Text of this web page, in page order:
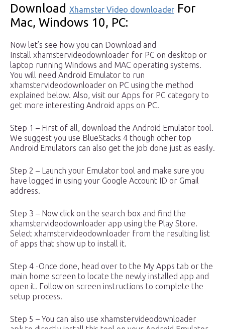
Download Xhamster Video downloader For
Mac, Windows 10, PC:
Now let’s see how you can Download and
Install xhamstervideodownloader for PC on desktop or
laptop running Windows and MAC operating systems.
You will need Android Emulator to run
xhamstervideodownloader on PC using the method
explained below. Also, visit our Apps for PC category to
get more interesting Android apps on PC.
Step 1 – First of all, download the Android Emulator tool.
We suggest you use BlueStacks 4 though other top
Android Emulators can also get the job done just as easily.
Step 2 – Launch your Emulator tool and make sure you
have logged in using your Google Account ID or Gmail
address.
Step 3 – Now click on the search box and find the
xhamstervideodownloader app using the Play Store.
Select xhamstervideodownloader from the resulting list
of apps that show up to install it.
Step 4 -Once done, head over to the My Apps tab or the
main home screen to locate the newly installed app and
open it. Follow on-screen instructions to complete the
setup process.
Step 5 – You can also use xhamstervideodownloader